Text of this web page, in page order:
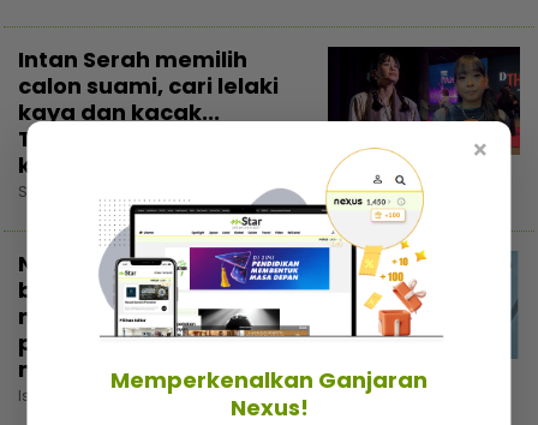
Intan Serah memilih
calon suami, cari lelaki
kaya dan kacak...
Trauma pengalaman
kahwin rakan
Selasa, 4 Ogos 2026 7:30 PM
Nadzmi Adhwa bagi
bantuan bukan untuk
menunjuk, niat cari
pahala... Kongsi di
media sosial elak fitnah
Isnin, 3 Ogos 2026 5:30 PM
×
Memperkenalkan Ganjaran
Nexus!